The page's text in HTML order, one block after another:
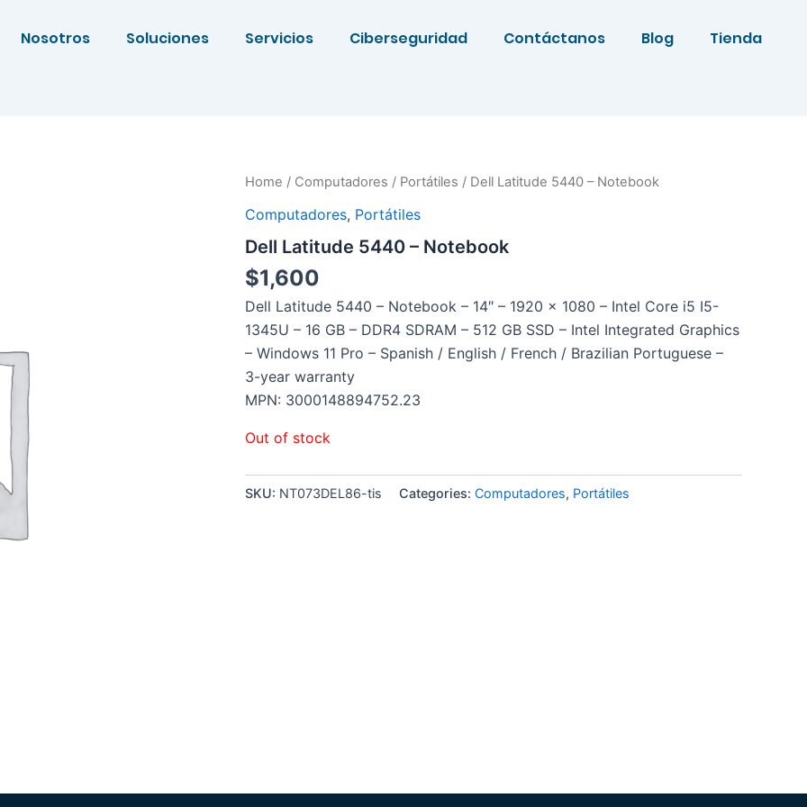
Nosotros Soluciones Servicios Ciberseguridad Contáctanos Blog Tienda
Home / Computadores / Portátiles / Dell Latitude 5440 – Notebook
Computadores, Portátiles
Dell Latitude 5440 – Notebook
$1,600
Dell Latitude 5440 – Notebook – 14″ – 1920 x 1080 – Intel Core i5 I5-
1345U – 16 GB – DDR4 SDRAM – 512 GB SSD – Intel Integrated Graphics
– Windows 11 Pro – Spanish / English / French / Brazilian Portuguese –
3-year warranty
MPN: 3000148894752.23
Out of stock
SKU: NT073DEL86-tis Categories: Computadores, Portátiles